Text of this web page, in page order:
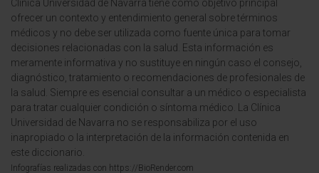
Clínica Universidad de Navarra tiene como objetivo principal
ofrecer un contexto y entendimiento general sobre términos
médicos y no debe ser utilizada como fuente única para tomar
decisiones relacionadas con la salud. Esta información es
meramente informativa y no sustituye en ningún caso el consejo,
diagnóstico, tratamiento o recomendaciones de profesionales de
la salud. Siempre es esencial consultar a un médico o especialista
para tratar cualquier condición o síntoma médico. La Clínica
Universidad de Navarra no se responsabiliza por el uso
inapropiado o la interpretación de la información contenida en
este diccionario.
Infografías realizadas con https://BioRender.com